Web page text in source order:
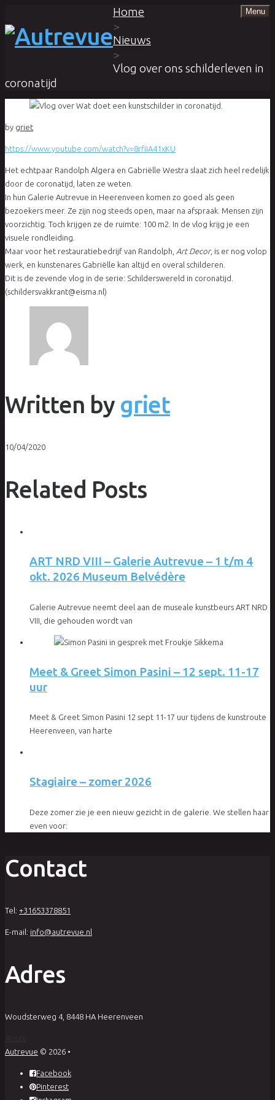
Menu
Home
>
Nieuws
>
Vlog over ons schilderleven in
coronatijd
by griet
https://www.youtube.com/watch?v=8rfiIA41xKU
Het echtpaar Randolph Algera en Gabriëlle Westra slaat zich heel redelijk
door de coronatijd, laten ze weten.
In hun Galerie Autrevue in Heerenveen komen zo goed als geen
bezoekers meer. Ze zijn nog steeds open, maar na afspraak. Mensen zijn
voorzichtig. Toch krijgen ze de ruimte: 100 m2. In de vlog krijg je een
visuele rondleiding.
Maar voor het restauratiebedrijf van Randolph, Art Decor, is er nog volop
werk, en kunstenares Gabriëlle kan altijd en overal schilderen.
Dit is de zevende vlog in de serie: Schilderswereld in coronatijd.
(schildersvakkrant@eisma.nl)
Written by griet
10/04/2020
Related Posts
ART NRD VIII – Galerie Autrevue – 1 t/m 4
okt. 2026 Museum Belvédère
Galerie Autrevue neemt deel aan de museale kunstbeurs ART NRD
VIII, die gehouden wordt van
Meet & Greet Simon Pasini – 12 sept. 11-17
uur
Meet & Greet Simon Pasini 12 sept 11-17 uur tijdens de kunstroute
Heerenveen, van harte
Stagiaire – zomer 2026
Deze zomer zie je een nieuw gezicht in de galerie. We stellen haar
even voor:
Contact
Tel: +31653378851
E-mail: info@autrevue.nl
Adres
Woudsterweg 4, 8448 HA Heerenveen
Autrevue © 2026 •
Facebook
Pinterest